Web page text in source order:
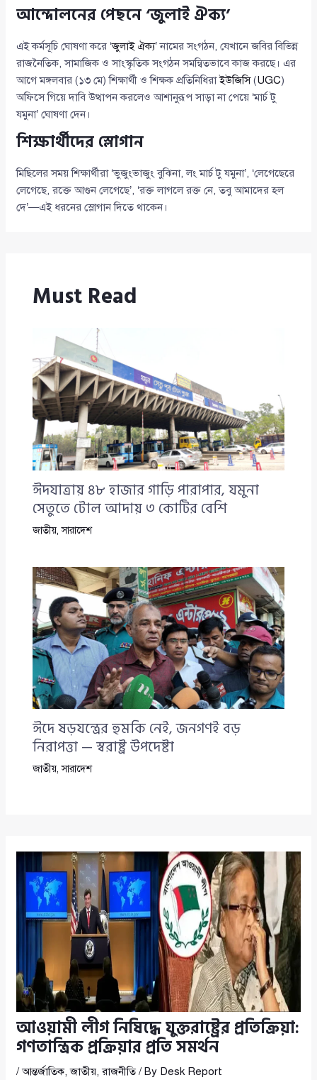
আন্দোলনের পেছনে ‘জুলাই ঐক্য’
এই কর্মসূচি ঘোষণা করে ‘জুলাই ঐক্য’ নামের সংগঠন, যেখানে জবির বিভিন্ন
রাজনৈতিক, সামাজিক ও সাংস্কৃতিক সংগঠন সমন্বিতভাবে কাজ করছে। এর
আগে মঙ্গলবার (১৩ মে) শিক্ষার্থী ও শিক্ষক প্রতিনিধিরাইউজিসি(UGC)
অফিসে গিয়ে দাবি উত্থাপন করলেও আশানুরূপ সাড়া না পেয়ে ‘মার্চ টু
যমুনা’ ঘোষণা দেন।
শিক্ষার্থীদের স্লোগান
মিছিলের সময় শিক্ষার্থীরা ‘ভুজুংভাজুং বুঝিনা, লং মার্চ টু যমুনা’, ‘লেগেছেরে
লেগেছে, রক্তে আগুন লেগেছে’, ‘রক্ত লাগলে রক্ত নে, তবু আমাদের হল
দে’—এই ধরনের স্লোগান দিতে থাকেন।
Must Read
ঈদযাত্রায় ৪৮ হাজার গাড়ি পারাপার, যমুনা
সেতুতে টোল আদায় ৩ কোটির বেশি
জাতীয়,সারাদেশ
ঈদে ষড়যন্ত্রের হুমকি নেই, জনগণই বড়
নিরাপত্তা — স্বরাষ্ট্র উপদেষ্টা
জাতীয়,সারাদেশ
আওয়ামী লীগ নিষিদ্ধে যুক্তরাষ্ট্রের প্রতিক্রিয়া:
গণতান্ত্রিক প্রক্রিয়ার প্রতি সমর্থন
/আন্তর্জাতিক,জাতীয়,রাজনীতি/ By Desk Report